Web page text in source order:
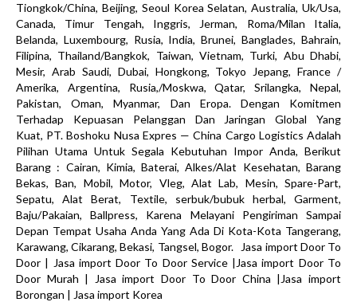
Tiongkok/China, Beijing, Seoul Korea Selatan, Australia, Uk/Usa,
Canada, Timur Tengah, Inggris, Jerman, Roma/Milan Italia,
Belanda, Luxembourg, Rusia, India, Brunei, Banglades, Bahrain,
Filipina, Thailand/Bangkok, Taiwan, Vietnam, Turki, Abu Dhabi,
Mesir, Arab Saudi, Dubai, Hongkong, Tokyo Jepang, France /
Amerika, Argentina, Rusia,/Moskwa, Qatar, Srilangka, Nepal,
Pakistan, Oman, Myanmar, Dan Eropa. Dengan Komitmen
Terhadap Kepuasan Pelanggan Dan Jaringan Global Yang
Kuat, PT. Boshoku Nusa Expres — China Cargo Logistics Adalah
Pilihan Utama Untuk Segala Kebutuhan Impor Anda, Berikut
Barang : Cairan, Kimia, Baterai, Alkes/Alat Kesehatan, Barang
Bekas, Ban, Mobil, Motor, Vleg, Alat Lab, Mesin, Spare-Part,
Sepatu, Alat Berat, Textile, serbuk/bubuk herbal, Garment,
Baju/Pakaian, Ballpress, Karena Melayani Pengiriman Sampai
Depan Tempat Usaha Anda Yang Ada Di Kota-Kota Tangerang,
Karawang, Cikarang, Bekasi, Tangsel, Bogor. Jasa import Door To
Door | Jasa import Door To Door Service |Jasa import Door To
Door Murah | Jasa import Door To Door China |Jasa import
Borongan | Jasa import Korea